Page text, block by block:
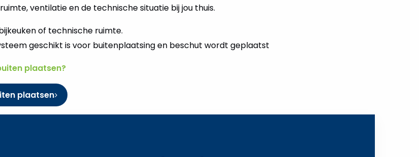
ventilatie en de technische situatie bij jou thuis.
of technische ruimte.
geschikt is voor buitenplaatsing en beschut wordt geplaatst
plaatsen?
plaatsen